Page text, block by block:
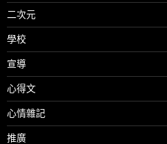
二次元
學校
宣導
心得文
心情雜記
推廣